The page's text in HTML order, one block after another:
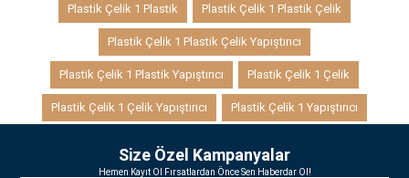
Plastik Çelik 1 Plastik Plastik Çelik 1 Plastik Çelik
Plastik Çelik 1 Plastik Çelik Yapıştırıcı
Plastik Çelik 1 Plastik Yapıştırıcı Plastik Çelik 1 Çelik
Plastik Çelik 1 Çelik Yapıştırıcı Plastik Çelik 1 Yapıştırıcı
Size Özel Kampanyalar
Hemen Kayıt Ol Fırsatlardan Önce Sen Haberdar Ol!